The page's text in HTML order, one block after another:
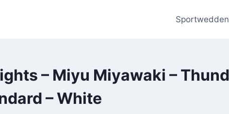
– Miyu Miyawaki –
– White